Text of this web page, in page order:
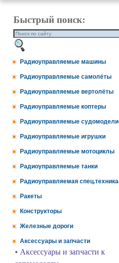
Быстрый поиск:
Радиоуправляемые машины
Радиоуправляемые самолёты
Радиоуправляемые вертолёты
Радиоуправляемые коптеры
Радиоуправляемые судомодели
Радиоуправляемые игрушки
Радиоуправляемые мотоциклы
Радиоуправляемые танки
Радиоуправляемая спец.техника
Ракеты
Конструкторы
Железные дороги
Аксессуары и запчасти
• Аксессуары и запчасти к